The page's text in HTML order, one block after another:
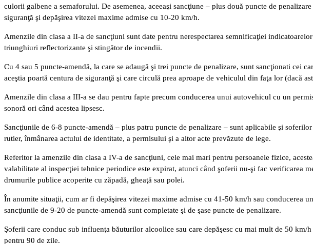
culorii galbene a semaforului. De asemenea, aceeaşi sancţiune – plus două puncte de
siguranţă şi depăşirea vitezei maxime admise cu 10-20 km/h.
Amenzile din clasa a II-a de sancţiuni sunt date pentru nerespectarea semnificaţiei
triunghiuri reflectorizante şi stingător de incendii.
Cu 4 sau 5 puncte-amendă, la care se adaugă şi trei puncte de penalizare, sunt sancţionati cei
aceştia poartă centura de siguranţă şi care circulă prea aproape de vehiculul din faţa lor (dacă
Amenzile din clasa a III-a se dau pentru fapte precum conducerea unui autovehicul cu un
sonoră ori când acestea lipsesc.
Sancţiunile de 6-8 puncte-amendă – plus patru puncte de penalizare – sunt aplicabile şi
rutier, înmânarea actului de identitate, a permisului şi a altor acte prevăzute de lege.
Referitor la amenzile din clasa a IV-a de sancţiuni, cele mai mari pentru persoanele fizice,
valabilitate al inspecţiei tehnice periodice este expirat, atunci când şoferii nu-şi fac verificarea
drumurile publice acoperite cu zăpadă, gheaţă sau polei.
În anumite situaţii, cum ar fi depăşirea vitezei maxime admise cu 41-50 km/h sau conducerea
sancţiunile de 9-20 de puncte-amendă sunt completate şi de şase puncte de penalizare.
Şoferii care conduc sub influenţa băuturilor alcoolice sau care depăşesc cu mai mult de 50
pentru 90 de zile.